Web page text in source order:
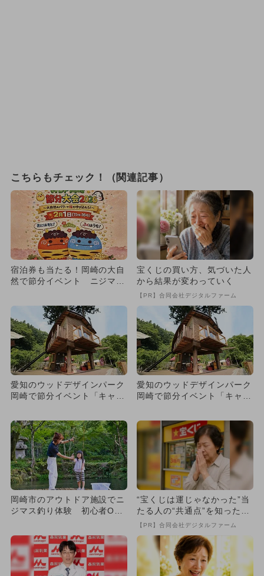
こちらもチェック！（関連記事）
宿泊券も当たる！岡崎の大自
然で節分イベント ニジマス
宝くじの買い方、気づいた人
から結果が変わっていく
【PR】合同会社デジタルファーム
愛知のウッドデザインパーク
岡崎で節分イベント「キャン
愛知のウッドデザインパーク
岡崎で節分イベント「キャン
岡崎市のアウトドア施設でニ
ジマス釣り体験 初心者OK
“宝くじは運じゃなかった”当
たる人の“共通点”を知っただ
け
【PR】合同会社デジタルファーム